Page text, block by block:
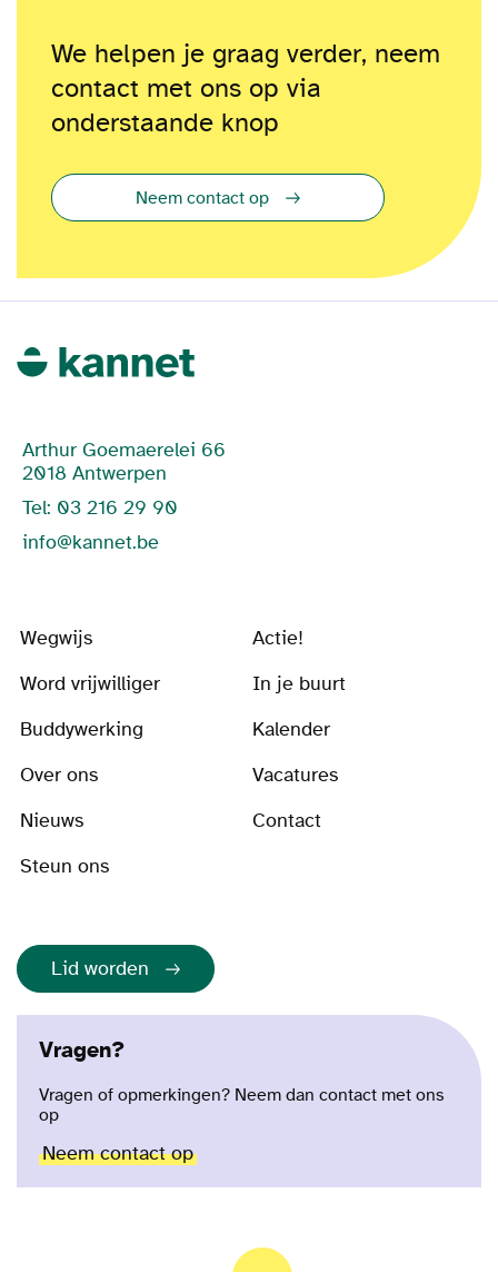
We helpen je graag verder, neem
contact met ons op via
onderstaande knop
Neem contact op
Arthur Goemaerelei 66
2018 Antwerpen
Tel: 03 216 29 90
info@kannet.be
Wegwijs
Actie!
Word vrijwilliger
In je buurt
Buddywerking
Kalender
Over ons
Vacatures
Nieuws
Contact
Steun ons
Lid worden
Vragen?
Vragen of opmerkingen? Neem dan contact met ons
op
Neem contact op